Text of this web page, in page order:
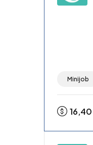
Minijob
16,40